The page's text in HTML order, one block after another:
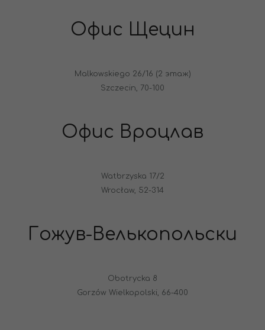
Офис Щецин
Malkowskiego 26/16 (2 этаж)
Szczecin, 70-100
Офис Вроцлав
Watbrzyska 17/2
Wrocław, 52-314
Гожув-Велькопольски
Obotrycka 8
Gorzów Wielkopolski, 66-400